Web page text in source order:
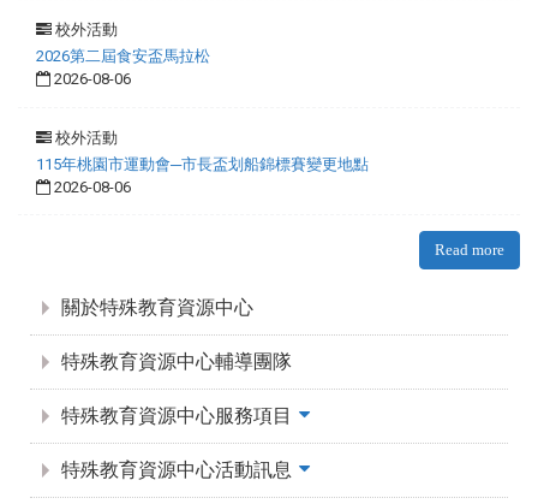
校外活動
2026第二屆食安盃馬拉松
2026-08-06
校外活動
115年桃園市運動會─市長盃划船錦標賽變更地點
2026-08-06
Read more
關於特殊教育資源中心
特殊教育資源中心輔導團隊
特殊教育資源中心服務項目
特殊教育資源中心活動訊息